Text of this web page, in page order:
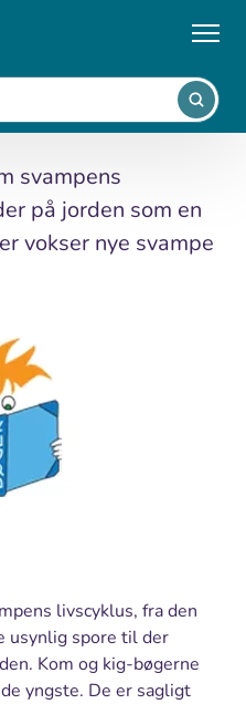
svampens
på jorden som en
vokser nye svampe
livscyklus, fra den
usynlig spore til der
Kom og kig-bøgerne
yngste. De er sagligt